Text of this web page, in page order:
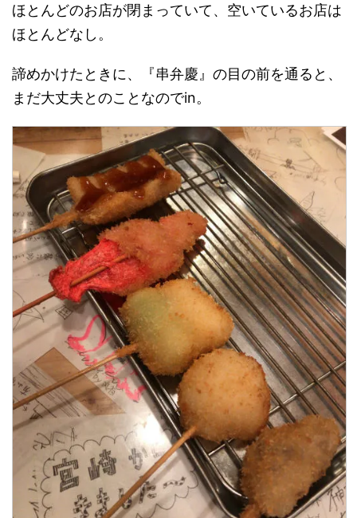
ほとんどのお店が閉まっていて、空いているお店は
ほとんどなし。
諦めかけたときに、『串弁慶』の目の前を通ると、
まだ大丈夫とのことなのでin。